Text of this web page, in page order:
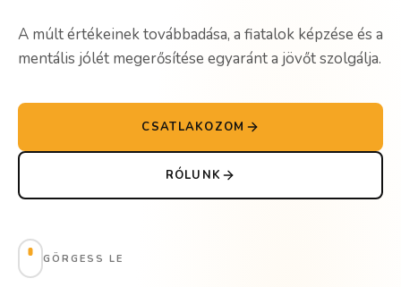
A múlt értékeinek továbbadása, a fiatalok képzése és a
mentális jólét megerősítése egyaránt a jövőt szolgálja.
CSATLAKOZOM
RÓLUNK
GÖRGESS LE